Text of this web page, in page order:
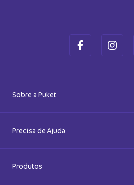
Sobre a Puket
Quem somos
Precisa de Ajuda
Dúvidas Frequentes
Produtos